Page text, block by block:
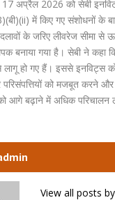
17 अप्रैल 2026 को सेबी
में किए गए संशोधनों के
के जरिए लीवरेज सीमा से
बनाया गया है। सेबी ने कहा
लागू हो गए हैं। इससे इनविट्स
को मजबूत करने और
आगे बढ़ाने में अधिक परिचालन
View all posts